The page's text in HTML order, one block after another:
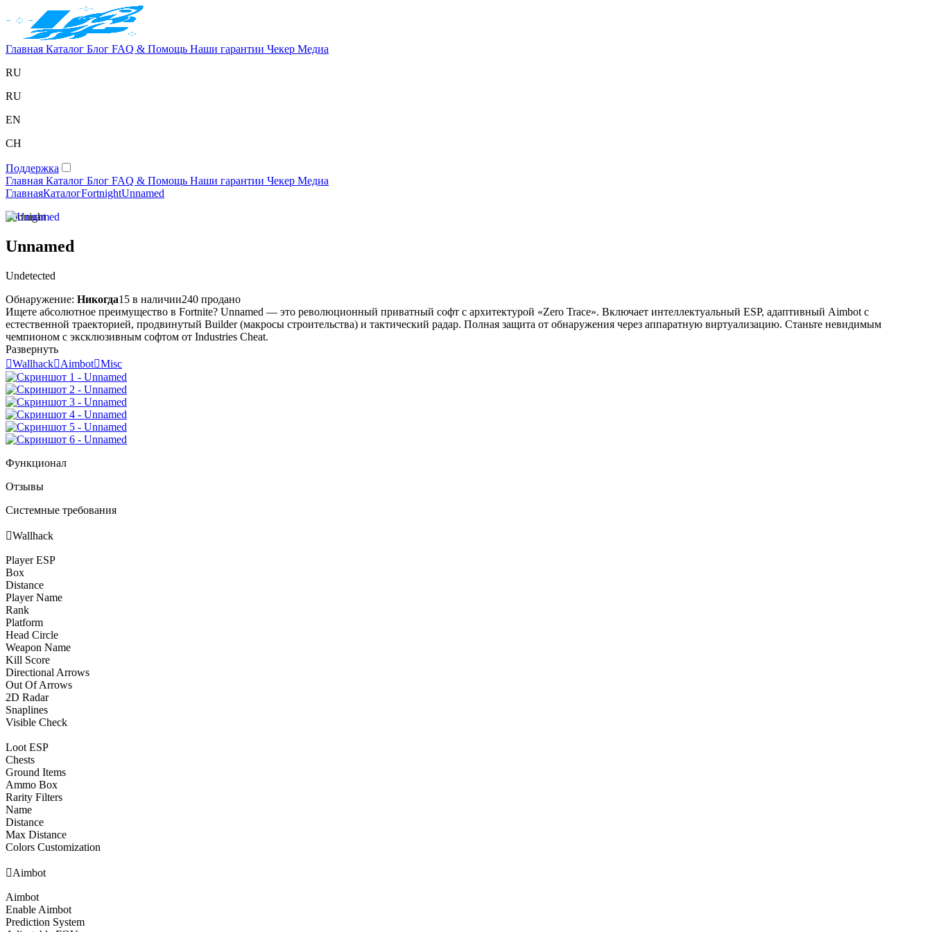
Главная Каталог Блог FAQ & Помощь Наши гарантии Чекер Медиа
RU
RU
EN
CH
Поддержка
Главная Каталог Блог FAQ & Помощь Наши гарантии Чекер Медиа
ГлавнаяКаталогFortnightUnnamed
Fortnight
Unnamed
Undetected
Обнаружение: Никогда15 в наличии240 продано
Ищете абсолютное преимущество в Fortnite? Unnamed — это революционный приватный софт с архитектурой «Zero Trace». Включает интеллектуальный ESP, адаптивный Aimbot с
естественной траекторией, продвинутый Builder (макросы строительства) и тактический радар. Полная защита от обнаружения через аппаратную виртуализацию. Станьте невидимым
чемпионом с эксклюзивным софтом от Industries Cheat.
Развернуть
WallhackAimbotMisc
Функционал
Отзывы
Системные требования
Wallhack
Player ESP
Box
Distance
Player Name
Rank
Platform
Head Circle
Weapon Name
Kill Score
Directional Arrows
Out Of Arrows
2D Radar
Snaplines
Visible Check
Loot ESP
Сhests
Ground Items
Ammo Box
Rarity Filters
Name
Distance
Max Distance
Colors Customization
Aimbot
Aimbot
Enable Aimbot
Prediction System